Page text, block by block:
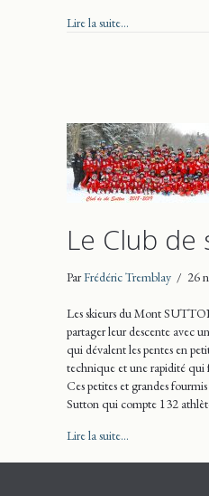
Lire la suite...
Le Club de
ParFrédéric Tremblay / 26
Les skieurs du Mont
partager leur descente avec
qui dévalent les pentes en
technique et une rapidité qui
Ces petites et grandes
Sutton qui compte 132
Lire la suite...